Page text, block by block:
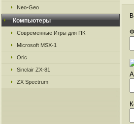
Neo-Geo
Компьютеры
Современные Игры для ПК
Microsoft MSX-1
Oric
Sinclair ZX-81
ZX Spectrum